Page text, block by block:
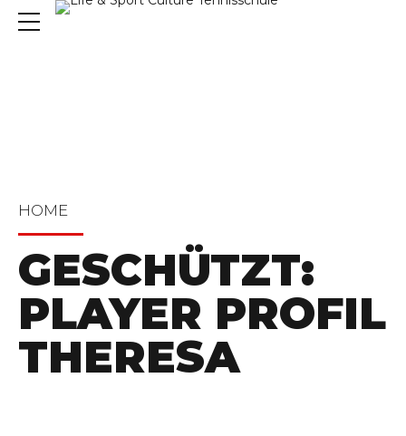
HOME
GESCHÜTZT:
PLAYER PROFIL
THERESA